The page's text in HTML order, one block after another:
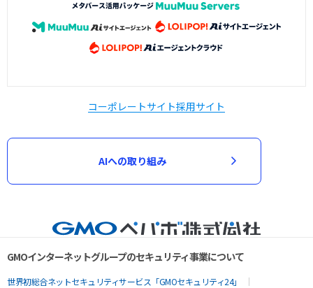
コーポレートサイト採用サイト
AIへの取り組み
GMOインターネットグループのセキュリティ事業について
世界初総合ネットセキュリティサービス「GMOセキュリティ24」